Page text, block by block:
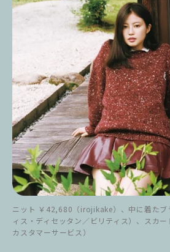
ニット ￥42,680（irojikake）、中に着た
ィス・ディセッタン／ビリティス）、スカ
カスタマーサービス）